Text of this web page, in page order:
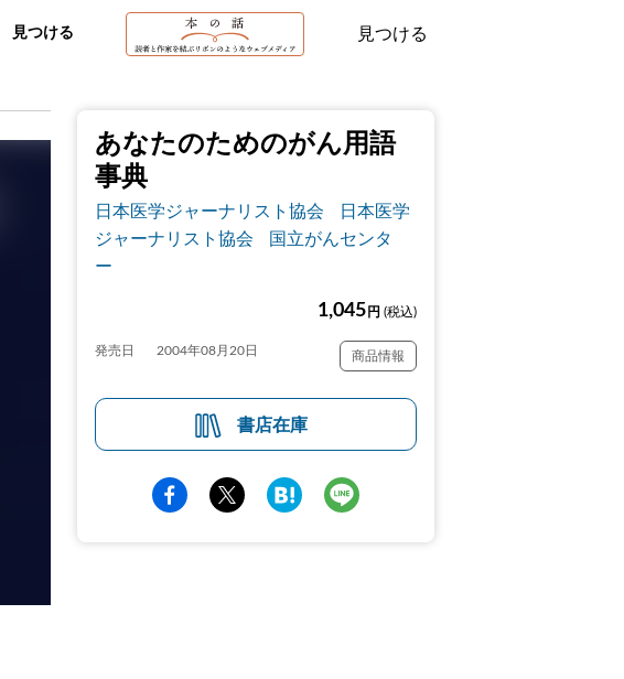
見つける 見つける
あなたのためのがん用語
事典
日本医学ジャーナリスト協会
日本医学
ジャーナリスト協会
国立がんセンタ
ー
1,045 円 (税込)
発売日 2004年08月20日 商品情報
書店在庫